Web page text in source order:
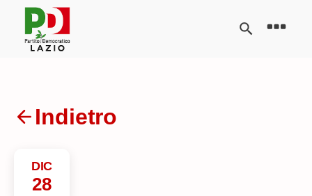
Indietro
DIC
28